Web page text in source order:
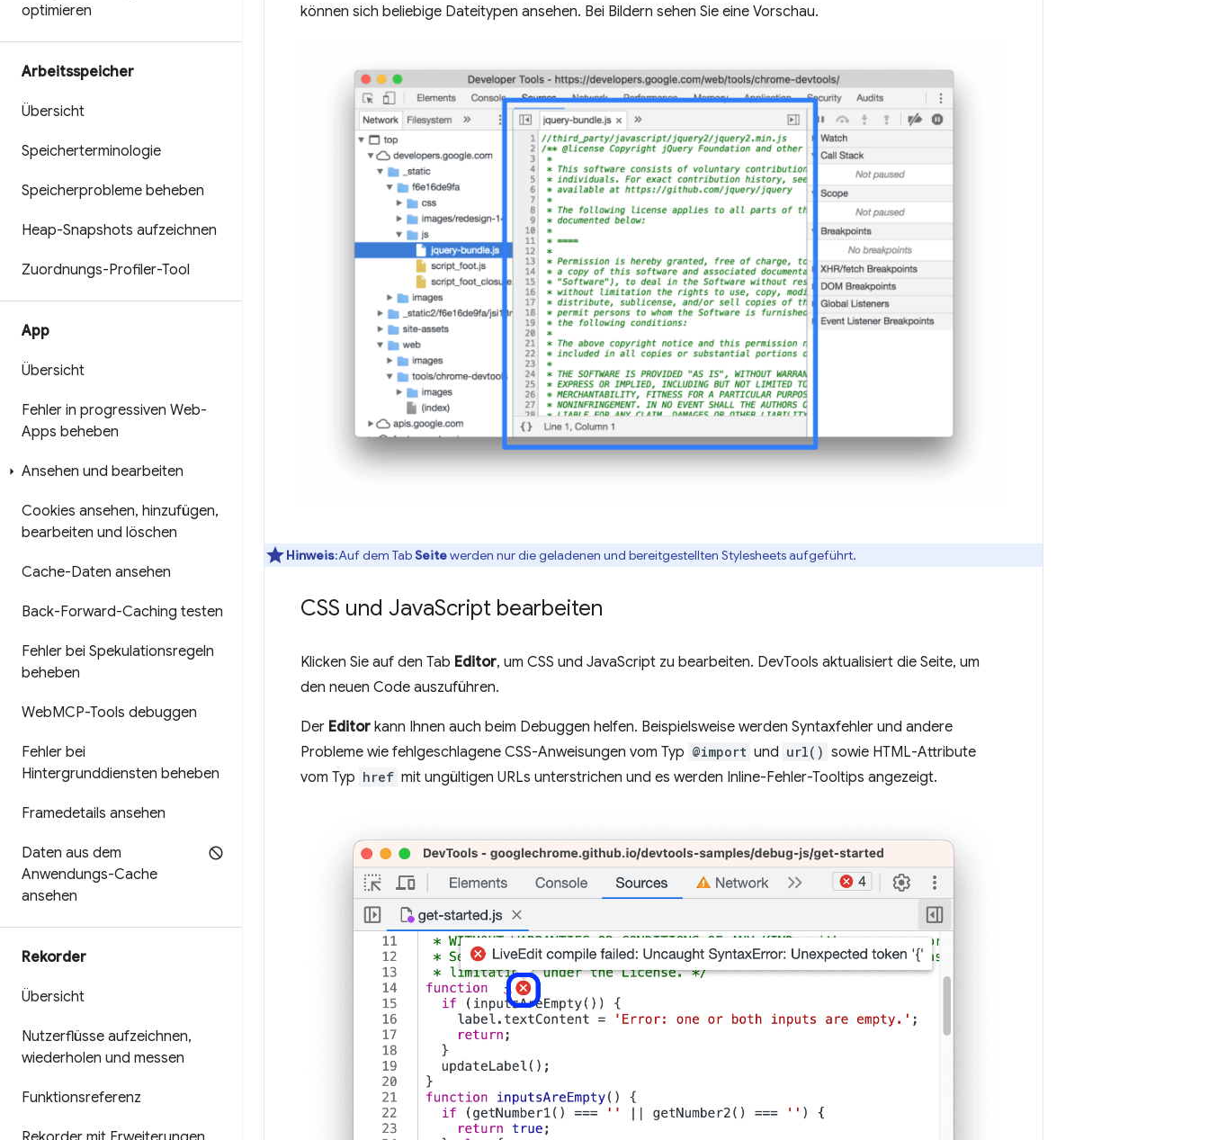
optimieren
Arbeitsspeicher
Übersicht
Speicherterminologie
Speicherprobleme beheben
Heap-Snapshots aufzeichnen
Zuordnungs-Profiler-Tool
App
Übersicht
Fehler in progressiven Web-
Apps beheben
Ansehen und bearbeiten
Cookies ansehen, hinzufügen,
bearbeiten und löschen
Cache-Daten ansehen
Back-Forward-Caching testen
Fehler bei Spekulationsregeln
beheben
WebMCP-Tools debuggen
Fehler bei
Hintergrunddiensten beheben
Framedetails ansehen
Daten aus dem
Anwendungs-Cache
ansehen
Rekorder
Übersicht
Nutzerflüsse aufzeichnen,
wiederholen und messen
Funktionsreferenz
können sich beliebige Dateitypen ansehen. Bei Bildern sehen Sie eine Vorschau.
Hinweis:Auf dem TabSeitewerden nur die geladenen und bereitgestellten Stylesheets aufgeführt.
CSS und JavaScript bearbeiten
Klicken Sie auf den Tab Editor, um CSS und JavaScript zu bearbeiten. DevTools aktualisiert die Seite, um
den neuen Code auszuführen.
Der Editor kann Ihnen auch beim Debuggen helfen. Beispielsweise werden Syntaxfehler und andere
Probleme wie fehlgeschlagene CSS-Anweisungen vom Typ @import und url() sowie HTML-Attribute
vom Typ href mit ungültigen URLs unterstrichen und es werden Inline-Fehler-Tooltips angezeigt.